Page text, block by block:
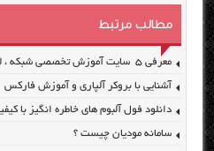
مطالب مرتبط
معرفی ۵ سایت آموزش تخصصی شبکه ، لینوکس و امنیت
آشنایی با بروکر آلپاری و آموزش فارکس
دانلود فول آلبوم های خاطره انگیز با کیفیت
سامانه مودیان چیست ؟